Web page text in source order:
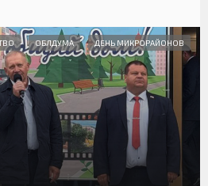
ОБЛДУМА ДЕНЬ МИКРОРАЙОНОВ